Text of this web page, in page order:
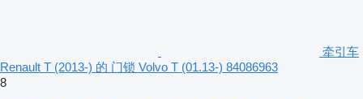
牵引车
Renault T (2013-) 的 门锁 Volvo T (01.13-) 84086963
8